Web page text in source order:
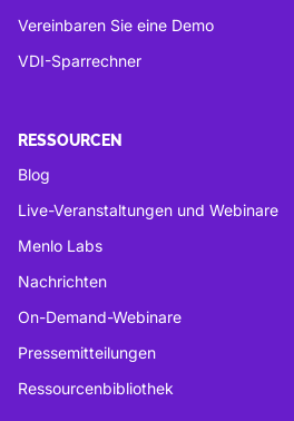
Vereinbaren Sie eine Demo
VDI-Sparrechner
RESSOURCEN
Blog
Live-Veranstaltungen und Webinare
Menlo Labs
Nachrichten
On-Demand-Webinare
Pressemitteilungen
Ressourcenbibliothek